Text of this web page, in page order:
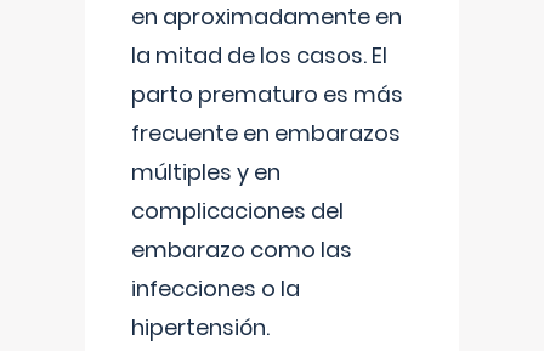
en aproximadamente en
la mitad de los casos. El
parto prematuro es más
frecuente en embarazos
múltiples y en
complicaciones del
embarazo como las
infecciones o la
hipertensión.